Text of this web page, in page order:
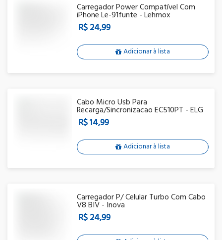
Carregador Power Compatível Com
iPhone Le-91funte - Lehmox
R$ 24,99
Adicionar à lista
Cabo Micro Usb Para
Recarga/Sincronizacao EC510PT - ELG
R$ 14,99
Adicionar à lista
Carregador P/ Celular Turbo Com Cabo
V8 BIV - Inova
R$ 24,99